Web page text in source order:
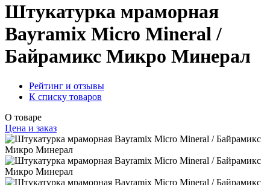
Штукатурка мраморная
Bayramix Micro Mineral /
Байрамикс Микро Минерал
Рейтинг и отзывы
К списку товаров
О товаре
Цена и заказ